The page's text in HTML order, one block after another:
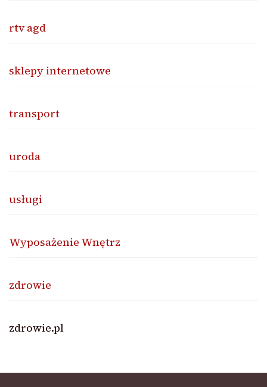
rtv agd
sklepy internetowe
transport
uroda
usługi
Wyposażenie Wnętrz
zdrowie
zdrowie.pl